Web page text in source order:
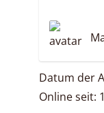
Datum der
Online seit: